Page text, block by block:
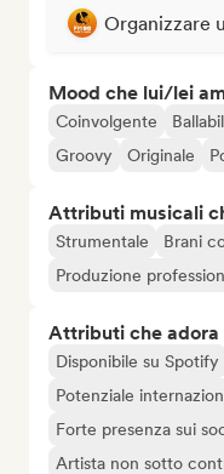
Organizzare
Mood che lui/lei
Coinvolgente
Groovy
Originale
Attributi musicali
Strumentale
Brani
Produzione
Attributi che adora
Disponibile su Spotify
Potenziale
Forte presenza sui
Artista non sotto